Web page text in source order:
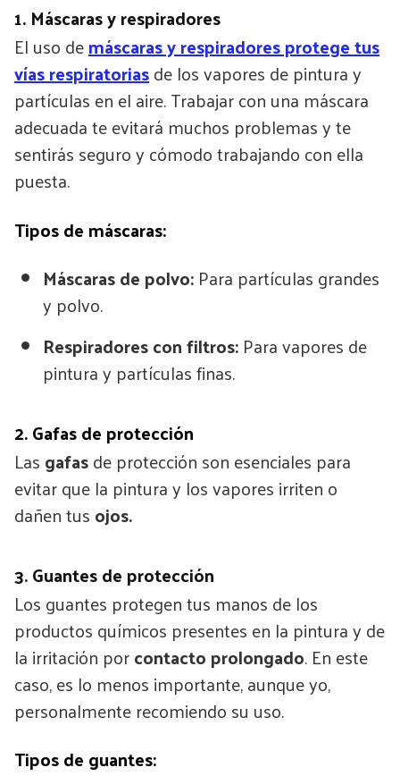
1. Máscaras y respiradores
El uso demáscaras y respiradores protege tus
vías respiratoriasde los vapores de pintura y
partículas en el aire. Trabajar con una máscara
adecuada te evitará muchos problemas y te
sentirás seguro y cómodo trabajando con ella
puesta.
Tipos de máscaras:
Máscaras de polvo:Para partículas grandes
y polvo.
Respiradores con filtros:Para vapores de
pintura y partículas finas.
2. Gafas de protección
Lasgafasde protección son esenciales para
evitar que la pintura y los vapores irriten o
dañen tusojos.
3. Guantes de protección
Los guantes protegen tus manos de los
productos químicos presentes en la pintura y de
la irritación porcontacto prolongado. En este
caso, es lo menos importante, aunque yo,
personalmente recomiendo su uso.
Tipos de guantes: